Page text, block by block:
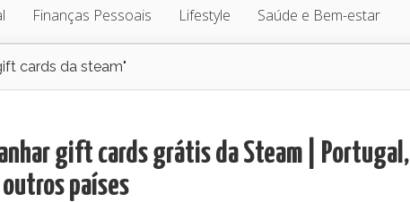
Finanças Pessoais Lifestyle Saúde e Bem-estar
cards da steam"
gift cards grátis da Steam | Portugal,
outros países